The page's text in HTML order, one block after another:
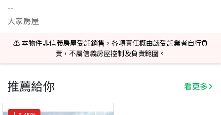
--
大家房屋
⚠️ 本物件非信義房屋受託銷售，各項責任概由該受託業者自行負
責，不屬信義房屋控制及負責範圍。
推薦給你 看更多